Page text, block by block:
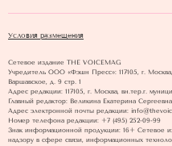
Условия размещения
Сетевое издание THE VOICEMAG
Учредитель ООО «Фэшн Пресс»: 117105, г.
Варшавское, д. 9 стр. 1
Адрес редакции: 117105, г. Москва, вн.тер.г.
Главный редактор: Великина Екатерина Сергеевна
Адрес электронной почты редакции:
Номер телефона редакции: +7 (495) 252-09-99
Знак информационной продукции: 16+ Cетевое
надзору в сфере связи, информационных